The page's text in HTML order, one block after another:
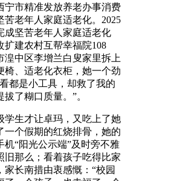
宁市精准发放养老办事消费
苦老年人家庭适老化。2025
成坚苦老年人家庭适老化
扩建农村互帮幸福院108
湟中区李增兰白叟家里拆上
椅、适老化衣柜，她一个劲
都是小工具，却救了我的
拔了糊口质量。”。
生才让卓玛，又吃上了她
一个假期的红烧排骨，她的
机“阳光公示端”及时旁不雅
旧那么；看着孩子吃得比家
家长南措由衷感慨：“校园